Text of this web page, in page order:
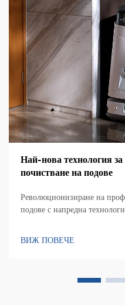
Най-нова технология
почистване на подове
Революционизиране на
подове с напредна
трансформация с появата на
ВИЖ ПОВЕЧЕ